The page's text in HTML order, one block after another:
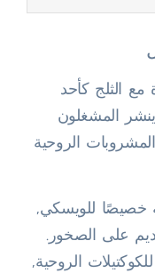
مع الثلج كأحد
المشغلون
الروحية
للويسكي,
على الصخور.
للكوكتيلات الروحية,